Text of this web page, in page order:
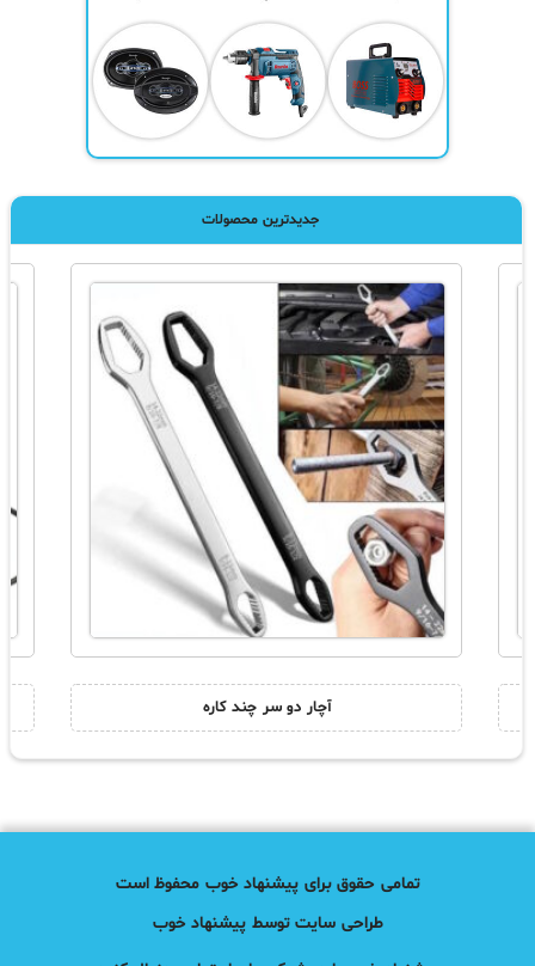
جدیدترین محصولات
آچار دو سر چند کاره
تمامی حقوق برای پیشنهاد خوب محفوظ است
طراحی سایت توسط پیشنهاد خوب